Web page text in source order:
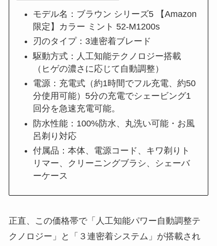
モデル名：ブラウン シリーズ5 【Amazon
限定】カラー ミント 52-M1200s
刃のタイプ：3連密着ブレード
駆動方式：人工知能テクノロジー搭載
（ヒゲの濃さに応じて自動調整）
電源：充電式（約1時間でフル充電、約50
分使用可能）5分の充電でシェービング1
回分を急速充電可能。
防水性能：100%防水、丸洗い可能・お風
呂剃り対応
付属品：本体、電源コード、キワ剃りト
リマー、クリーニングブラシ、シェーバ
ーケース
正直、この価格帯で「人工知能パワー自動調整テ
クノロジー」と「３連密着システム」が搭載され